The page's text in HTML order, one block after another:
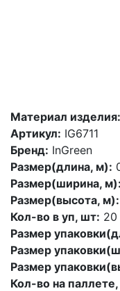
Материал изделия:
Артикул: IG6711
Бренд: InGreen
Размер(длина, м):
Размер(ширина, м):
Размер(высота, м):
Кол-во в уп, шт: 20
Размер
Размер
Размер
Кол-во на